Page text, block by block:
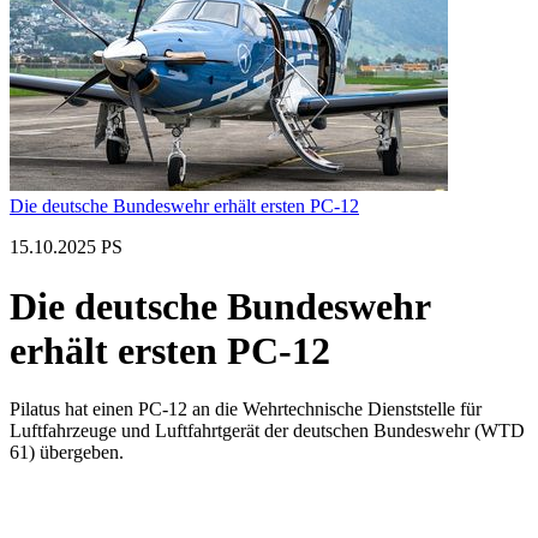
Die deutsche Bundeswehr erhält ersten PC-12
15.10.2025 PS
Die deutsche Bundeswehr
erhält ersten PC-12
Pilatus hat einen PC-12 an die Wehrtechnische Dienststelle für
Luftfahrzeuge und Luftfahrtgerät der deutschen Bundeswehr (WTD
61) übergeben.